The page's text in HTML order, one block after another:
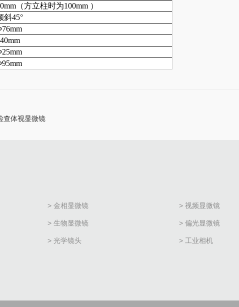
（方立柱时为100mm ）
斜45°
查体视显微镜
> 金相显微镜 > 视频显微镜
> 生物显微镜 > 偏光显微镜
> 光学镜头 > 工业相机